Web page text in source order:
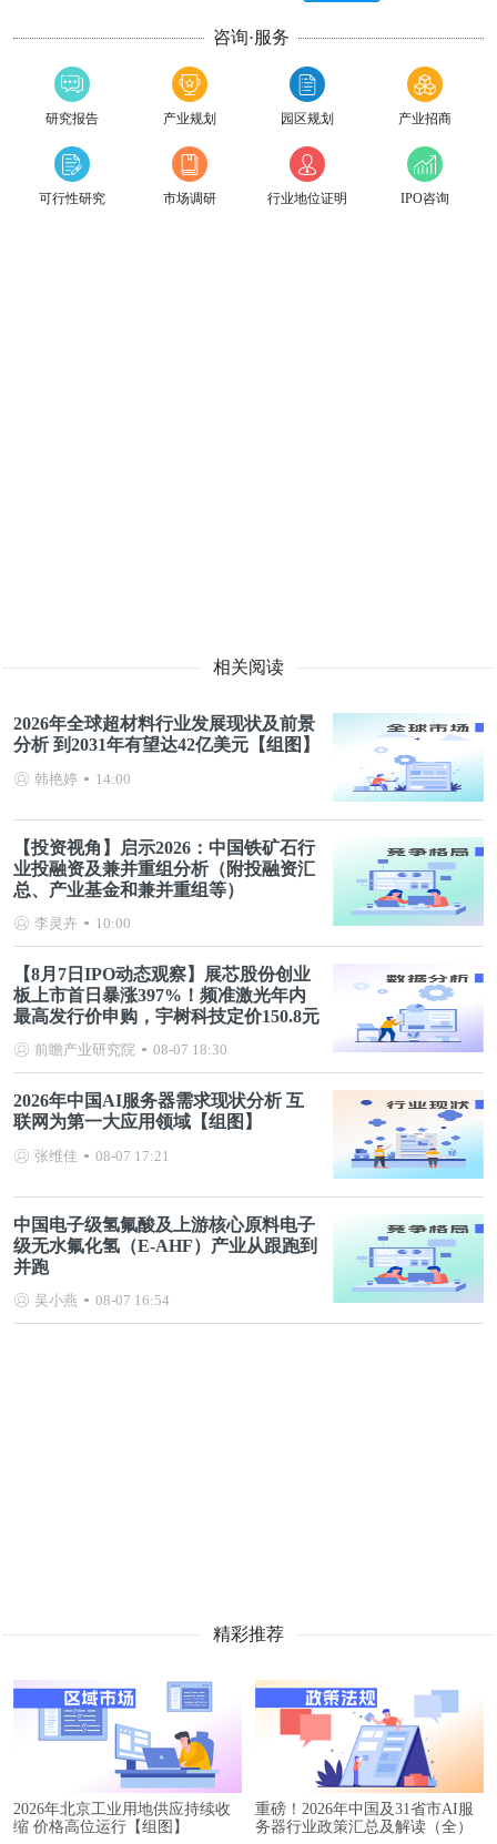
咨询·服务
研究报告 产业规划 园区规划 产业招商
可行性研究 市场调研 行业地位证明 IPO咨询
相关阅读
2026年全球超材料行业发展现状及前景
分析 到2031年有望达42亿美元【组图】
韩艳婷 14:00
【投资视角】启示2026：中国铁矿石行
业投融资及兼并重组分析（附投融资汇
总、产业基金和兼并重组等）
李灵卉 10:00
【8月7日IPO动态观察】展芯股份创业
板上市首日暴涨397%！频准激光年内
最高发行价申购，宇树科技定价150.8元
前瞻产业研究院 08-07 18:30
2026年中国AI服务器需求现状分析 互
联网为第一大应用领域【组图】
张维佳 08-07 17:21
中国电子级氢氟酸及上游核心原料电子
级无水氟化氢（E-AHF）产业从跟跑到
并跑
吴小燕 08-07 16:54
精彩推荐
2026年北京工业用地供应持续收
缩 价格高位运行【组图】
重磅！2026年中国及31省市AI服
务器行业政策汇总及解读（全）